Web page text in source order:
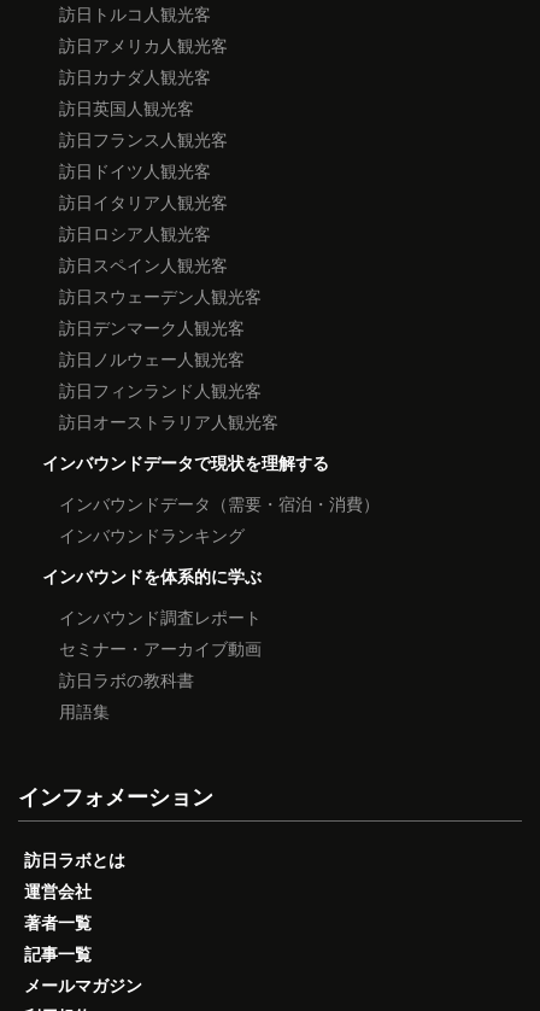
訪日トルコ人観光客
訪日アメリカ人観光客
訪日カナダ人観光客
訪日英国人観光客
訪日フランス人観光客
訪日ドイツ人観光客
訪日イタリア人観光客
訪日ロシア人観光客
訪日スペイン人観光客
訪日スウェーデン人観光客
訪日デンマーク人観光客
訪日ノルウェー人観光客
訪日フィンランド人観光客
訪日オーストラリア人観光客
インバウンドデータで現状を理解する
インバウンドデータ（需要・宿泊・消費）
インバウンドランキング
インバウンドを体系的に学ぶ
インバウンド調査レポート
セミナー・アーカイブ動画
訪日ラボの教科書
用語集
インフォメーション
訪日ラボとは
運営会社
著者一覧
記事一覧
メールマガジン